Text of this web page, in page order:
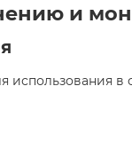
и
использования в